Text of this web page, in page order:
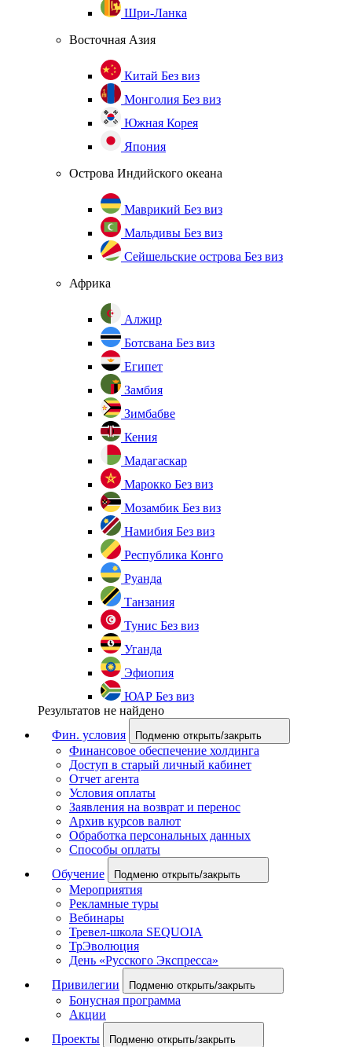
Шри-Ланка
Восточная Азия
Китай Без виз
Монголия Без виз
Южная Корея
Япония
Острова Индийского океана
Маврикий Без виз
Мальдивы Без виз
Сейшельские острова Без виз
Африка
Алжир
Ботсвана Без виз
Египет
Замбия
Зимбабве
Кения
Мадагаскар
Марокко Без виз
Мозамбик Без виз
Намибия Без виз
Республика Конго
Руанда
Танзания
Тунис Без виз
Уганда
Эфиопия
ЮАР Без виз
Результатов не найдено
Фин. условия
Подменю открыть/закрыть
Финансовое обеспечение холдинга
Доступ в старый личный кабинет
Отчет агента
Условия оплаты
Заявления на возврат и перенос
Архив курсов валют
Обработка персональных данных
Способы оплаты
Обучение
Подменю открыть/закрыть
Мероприятия
Рекламные туры
Вебинары
Тревел-школа SEQUOIA
ТрЭволюция
День «Русского Экспресса»
Привилегии
Подменю открыть/закрыть
Бонусная программа
Акции
Проекты
Подменю открыть/закрыть